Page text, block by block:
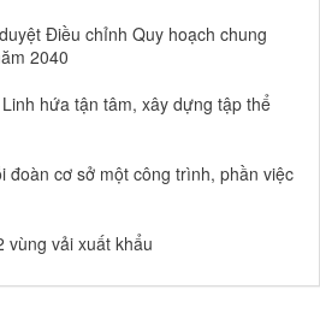
Điều chỉnh Quy hoạch chung
2040
hứa tận tâm, xây dựng tập thể
đoàn cơ sở một công trình, phần việc
vùng vải xuất khẩu